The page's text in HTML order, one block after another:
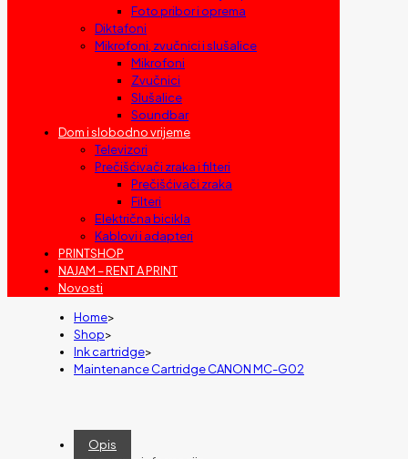
Foto pribor i oprema
Diktafoni
Mikrofoni, zvučnici i slušalice
Mikrofoni
Zvučnici
Slušalice
Soundbar
Dom i slobodno vrijeme
Televizori
Prečišćivači zraka i filteri
Prečišćivači zraka
Filteri
Električna bicikla
Kablovi i adapteri
PRINTSHOP
NAJAM – RENT A PRINT
Novosti
Home>
Shop>
Ink cartridge>
Maintenance Cartridge CANON MC-G02
Opis